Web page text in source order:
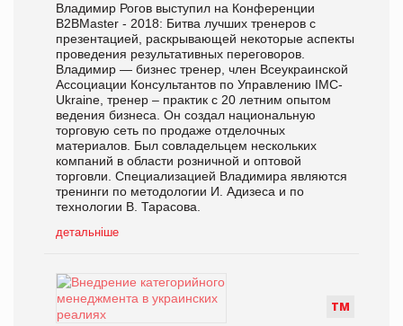
Владимир Рогов выступил на Конференции
B2BMaster - 2018: Битва лучших тренеров с
презентацией, раскрывающей некоторые аспекты
проведения результативных переговоров.
Владимир — бизнес тренер, член Всеукраинской
Ассоциации Консультантов по Управлению IMC-
Ukraine, тренер – практик с 20 летним опытом
ведения бизнеса. Он создал национальную
торговую сеть по продаже отделочных
материалов. Был совладельцем нескольких
компаний в области розничной и оптовой
торговли. Специализацией Владимира являются
тренинги по методологии И. Адизеса и по
технологии В. Тарасова.
детальніше
ТМ